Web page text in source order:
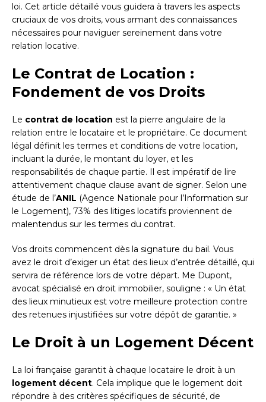
loi. Cet article détaillé vous guidera à travers les aspects
cruciaux de vos droits, vous armant des connaissances
nécessaires pour naviguer sereinement dans votre
relation locative.
Le Contrat de Location :
Fondement de vos Droits
Le contrat de location est la pierre angulaire de la
relation entre le locataire et le propriétaire. Ce document
légal définit les termes et conditions de votre location,
incluant la durée, le montant du loyer, et les
responsabilités de chaque partie. Il est impératif de lire
attentivement chaque clause avant de signer. Selon une
étude de l’ANIL (Agence Nationale pour l’Information sur
le Logement), 73% des litiges locatifs proviennent de
malentendus sur les termes du contrat.
Vos droits commencent dès la signature du bail. Vous
avez le droit d’exiger un état des lieux d’entrée détaillé, qui
servira de référence lors de votre départ. Me Dupont,
avocat spécialisé en droit immobilier, souligne : « Un état
des lieux minutieux est votre meilleure protection contre
des retenues injustifiées sur votre dépôt de garantie. »
Le Droit à un Logement Décent
La loi française garantit à chaque locataire le droit à un
logement décent. Cela implique que le logement doit
répondre à des critères spécifiques de sécurité, de